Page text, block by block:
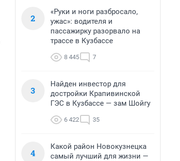
2
«Руки и ноги разбросало,
ужас»: водителя и
пассажирку разорвало на
трассе в Кузбассе
8 445 7
3
Найден инвестор для
достройки Крапивинской
ГЭС в Кузбассе — зам Шойгу
6 422 35
4
Какой район Новокузнецка
самый лучший для жизни —